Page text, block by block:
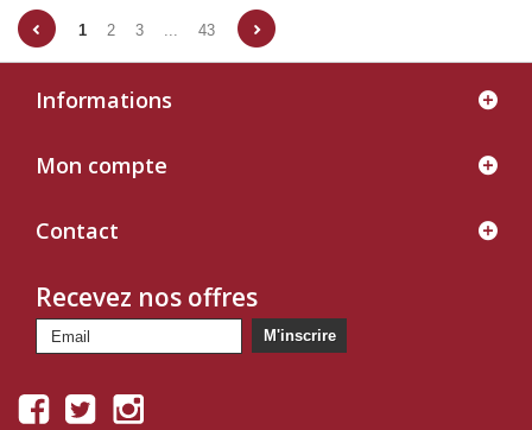
1 2 3 ... 43
Informations
Mon compte
Contact
Recevez nos offres
M'inscrire